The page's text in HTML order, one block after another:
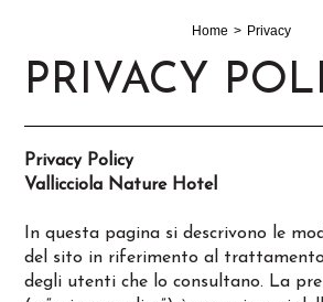
Home Privacy
PRIVACY
Privacy Policy
Vallicciola Nature Hotel
In questa pagina si descrivono le
del sito in riferimento al
degli utenti che lo consultano. La